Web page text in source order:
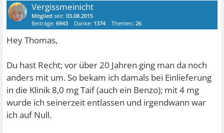
Vergissmeinicht
Mitglied seit:03.08.2015
Beiträge:6943 Danke: 1374 Themen:26
Hey Thomas,
Du hast Recht; vor über 20 Jahren ging man da noch
anders mit um. So bekam ich damals bei Einlieferung
in die Klinik 8,0 mg Taif (auch ein Benzo); mit 4 mg
wurde ich seinerzeit entlassen und irgendwann war
ich auf Null.